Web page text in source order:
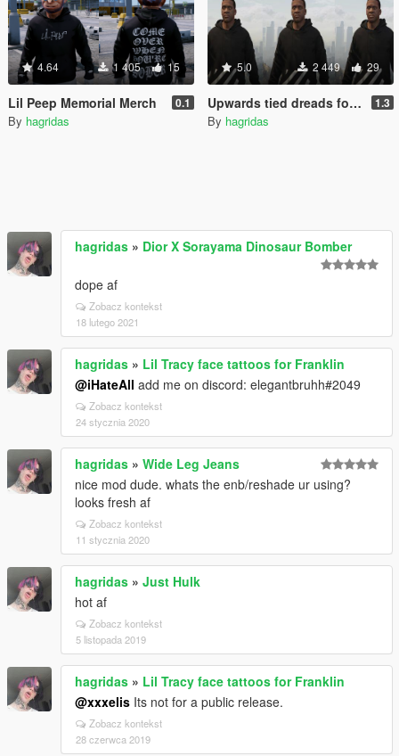
4.64 1 405 15
Lil Peep Memorial Merch 0.1
By hagridas
5.0 2 449 29
Upwards tied dreads for Franklin 1.3
By hagridas
hagridas » Dior X Sorayama Dinosaur Bomber
dope af
Zobacz kontekst
18 lutego 2021
hagridas » Lil Tracy face tattoos for Franklin
@iHateAll add me on discord: elegantbruhh#2049
Zobacz kontekst
24 stycznia 2020
hagridas » Wide Leg Jeans
nice mod dude. whats the enb/reshade ur using?
looks fresh af
Zobacz kontekst
11 stycznia 2020
hagridas » Just Hulk
hot af
Zobacz kontekst
5 listopada 2019
hagridas » Lil Tracy face tattoos for Franklin
@xxxelis Its not for a public release.
Zobacz kontekst
28 czerwca 2019